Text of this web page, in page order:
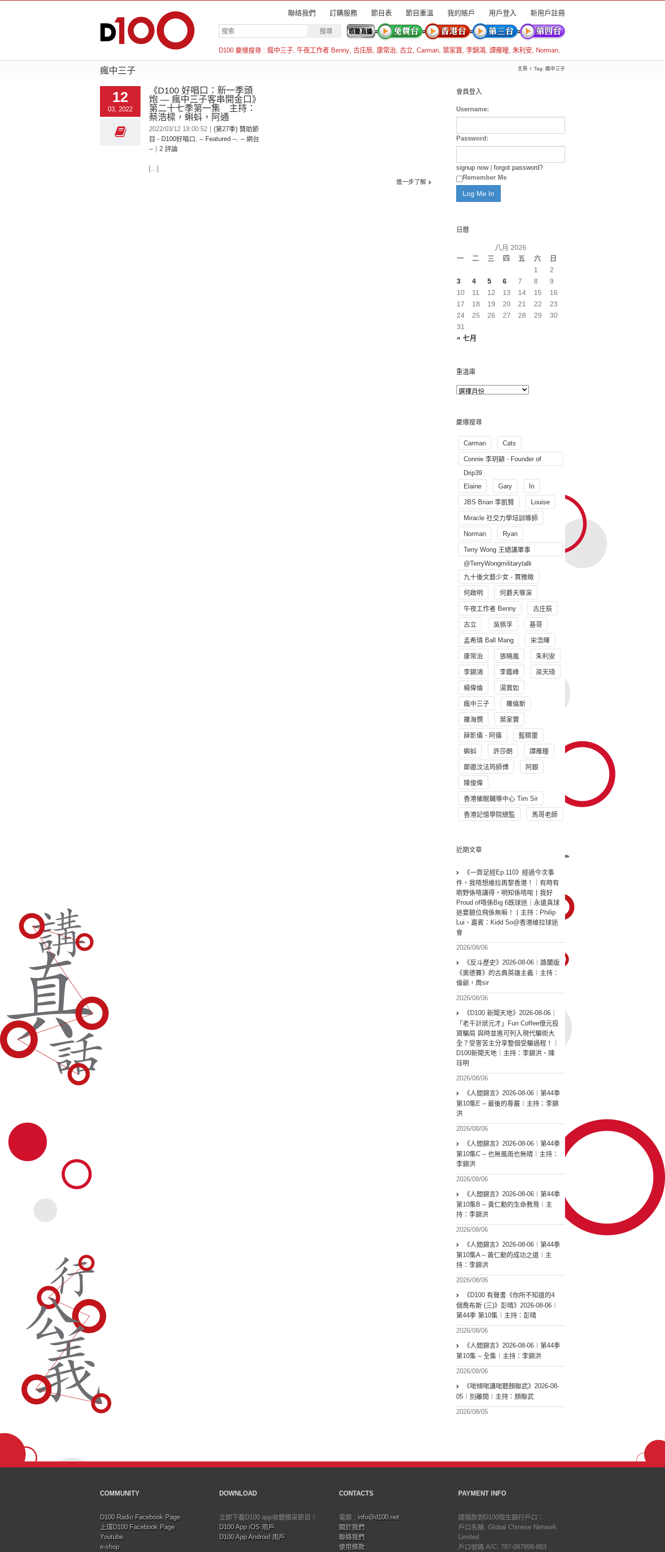
聯絡我們 訂購服務 節目表 節目重溫 我的賬戶 用戶登入 新用戶註冊
D100 慶爆搜尋 : 瘋中三子, 午夜工作者 Benny, 古庄辰, 康常治, 古立, Carman, 葉家寶, 李錦鴻, 譚雁瞳, 朱利安, Norman,
羅倫斯
瘋中三子 主頁 Tag: 瘋中三子
12
03, 2022
《D100 好唱口：新一季頭
炮 — 瘋中三子客串開金口》
第二十七季第一集 主持：
蔡浩樑，蝌蚪，阿通
2022/03/12 18:00:52
(第27季) 贊助節
目 - D100好唱口, -- Featured --, -- 網台
--
2 評論
[...]
進一步了解
會員登入
Username:
Password:
signup now| forgot password?
Remember Me
日曆
八月 2026
一
二 三 四 五 六 日
« 七月
1
2
3
4 5 6 7 8
9
10
11 12 13 14 15
16
17
18 19 20 21 22
23
24
25 26 27 28 29
30
31
重溫庫
慶爆搜尋
Carman Cats
Connie 李玥穎 - Founder of
Drip39
Elaine
Gary In
JBS Brian 李凱賢 Louise
Miracle 社交力學培訓導師
Norman Ryan
Terry Wong 王總講軍事
@TerryWongmilitarytalk
九十後文藝少女 - 賈雅緻
何啟明 何爵天導演
午夜工作者 Benny 古庄辰
古立 吳佩孚 基哥
孟希璘 Ball Mang 宋浩暉
康常治 張曉嵐 朱利安
李錦鴻 李鑑峰 梁天琦
楊偉倫 湯寳如
瘋中三子 羅倫斯
羅海憫 葉家寶
薛影儀 - 阿儀 藍精靈
蝌蚪 許莎朗 譚雁瞳
鄭遨汶法筠師傅 阿銀
陳俊偉
香港催眠輔導中心 Tim Sir
香港記憶學院總監 馬哥老師
近期文章
《一齊足經Ep.110》經過今次事
件，我唔想維拉再黎香港！｜有時有
啲野係唔講得，明知係唔啱丨我好
Proud of唔係Big 6既球迷｜永遠真球
迷要靚位飛係無嘛！丨主持：Philip
Lui、嘉賓：Kidd So@香港維拉球迷
會
2026/08/06
《反斗歷史》2026-08-06︱路蘭版
《奧德賽》的古典英雄主義︱主持：
倫爺，周sir
2026/08/06
《D100 新聞天地》2026-08-06｜
「老千計狀元才」Fun Coffee億元投
資騙局 與時並進可列入現代騙術大
全？受害苦主分享整個受騙過程！｜
D100新聞天地｜主持：李錦洪、陳
珏明
2026/08/06
《人間錦言》2026-08-06︱第44季
第10集E – 最後的尊嚴︱主持：李錦
洪
2026/08/06
《人間錦言》2026-08-06︱第44季
第10集C – 也無風雨也無晴︱主持：
李錦洪
2026/08/06
《人間錦言》2026-08-06︱第44季
第10集B – 黃仁勳的生命教育︱主
持：李錦洪
2026/08/06
《人間錦言》2026-08-06︱第44季
第10集A – 黃仁勳的成功之道︱主
持：李錦洪
2026/08/06
《D100 有聲書《你所不知道的4
個喬布斯 (三)》彭晴》2026-08-06︱
第44季 第10集︱主持：彭晴
2026/08/06
《人間錦言》2026-08-06︱第44季
第10集 – 全集︱主持：李錦洪
2026/08/06
《啱傾啱講啱聽顏聯武》2026-08-
05︱別離開︱主持：顏聯武
2026/08/05
COMMUNITY
D100 Radio Facebook Page
上環D100 Facebook Page
Youtube
e-shop
DOWNLOAD
立即下載D100 app收聽精采節目！
D100 App iOS 用戶
D100 App Android 用戶
CONTACTS
電郵 : info@d100.net
關於我們
聯絡我們
使用條款
PAYMENT INFO
請捐款到D100恒生銀行戶口：
戶口名稱: Global Chinese Network
Limited
戶口號碼 A/C: 787-087998-883